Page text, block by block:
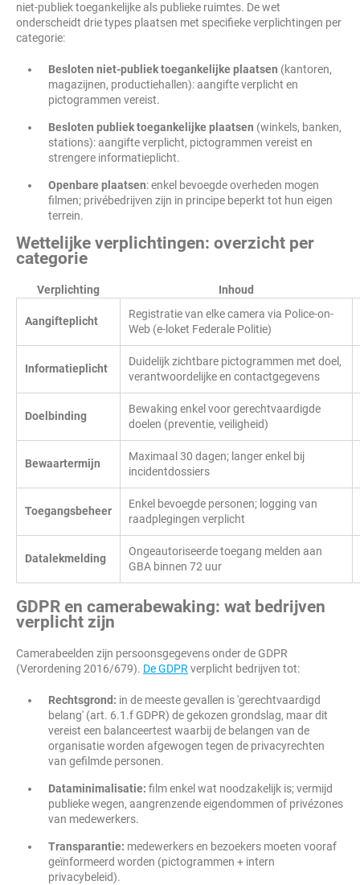
niet-publiek toegankelijke als publieke ruimtes. De wet
onderscheidt drie types plaatsen met specifieke verplichtingen per
categorie:
Besloten niet-publiek toegankelijke plaatsen (kantoren,
magazijnen, productiehallen): aangifte verplicht en
pictogrammen vereist.
Besloten publiek toegankelijke plaatsen (winkels, banken,
stations): aangifte verplicht, pictogrammen vereist en
strengere informatieplicht.
Openbare plaatsen: enkel bevoegde overheden mogen
filmen; privébedrijven zijn in principe beperkt tot hun eigen
terrein.
Wettelijke verplichtingen: overzicht per
categorie
Verplichting Inhoud
Aangifteplicht
Registratie van elke camera via Police-on-
Web (e-loket Federale Politie)
Informatieplicht
Duidelijk zichtbare pictogrammen met doel,
verantwoordelijke en contactgegevens
Doelbinding
Bewaking enkel voor gerechtvaardigde
doelen (preventie, veiligheid)
Bewaartermijn
Maximaal 30 dagen; langer enkel bij
incidentdossiers
Toegangsbeheer
Enkel bevoegde personen; logging van
raadplegingen verplicht
Datalekmelding
Ongeautoriseerde toegang melden aan
GBA binnen 72 uur
GDPR en camerabewaking: wat bedrijven
verplicht zijn
Camerabeelden zijn persoonsgegevens onder de GDPR
(Verordening 2016/679). De GDPRverplicht bedrijven tot:
Rechtsgrond: in de meeste gevallen is 'gerechtvaardigd
belang' (art. 6.1.f GDPR) de gekozen grondslag, maar dit
vereist een balanceertest waarbij de belangen van de
organisatie worden afgewogen tegen de privacyrechten
van gefilmde personen.
Dataminimalisatie: film enkel wat noodzakelijk is; vermijd
publieke wegen, aangrenzende eigendommen of privézones
van medewerkers.
Transparantie: medewerkers en bezoekers moeten vooraf
geïnformeerd worden (pictogrammen + intern
privacybeleid).